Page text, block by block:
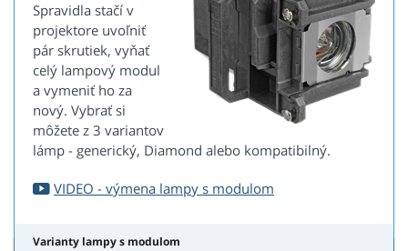
Spravidla stačí v
projektore uvoľniť
pár skrutiek, vyňať
celý lampový modul
a vymeniť ho za
nový. Vybrať si
môžete z 3 variantov
lámp - generický, Diamond alebo kompatibilný.
VIDEO - výmena lampy s modulom
Varianty lampy s modulom